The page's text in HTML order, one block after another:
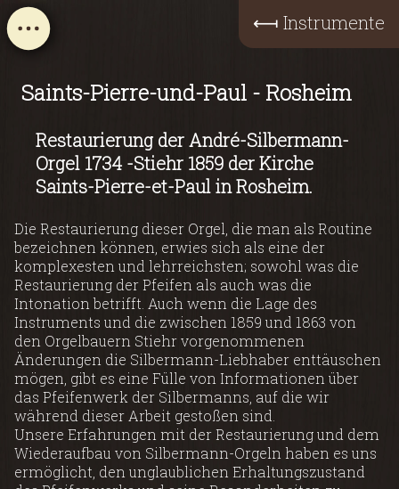
⟻ Instrumente
Saints-Pierre-und-Paul - Rosheim
Restaurierung der André-Silbermann-
Orgel 1734 -Stiehr 1859 der Kirche
Saints-Pierre-et-Paul in Rosheim.
Die Restaurierung dieser Orgel, die man als Routine
bezeichnen können, erwies sich als eine der
komplexesten und lehrreichsten; sowohl was die
Restaurierung der Pfeifen als auch was die
Intonation betrifft. Auch wenn die Lage des
Instruments und die zwischen 1859 und 1863 von
den Orgelbauern Stiehr vorgenommenen
Änderungen die Silbermann-Liebhaber enttäuschen
mögen, gibt es eine Fülle von Informationen über
das Pfeifenwerk der Silbermanns, auf die wir
während dieser Arbeit gestoßen sind.
Unsere Erfahrungen mit der Restaurierung und dem
Wiederaufbau von Silbermann-Orgeln haben es uns
ermöglicht, den unglaublichen Erhaltungszustand